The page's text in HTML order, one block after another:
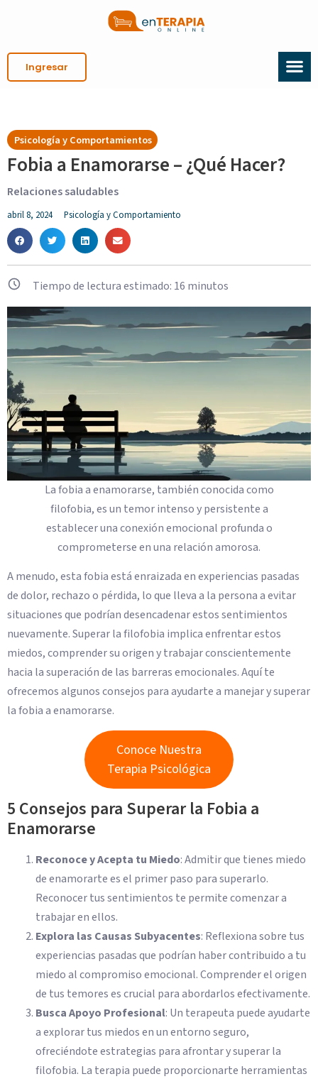
Ingresar
Psicología y Comportamientos
Fobia a Enamorarse – ¿Qué Hacer?
Relaciones saludables
abril 8, 2024 Psicología y Comportamiento
Tiempo de lectura estimado: 16 minutos
La fobia a enamorarse, también conocida como
filofobia, es un temor intenso y persistente a
establecer una conexión emocional profunda o
comprometerse en una relación amorosa.
A menudo, esta fobia está enraizada en experiencias pasadas
de dolor, rechazo o pérdida, lo que lleva a la persona a evitar
situaciones que podrían desencadenar estos sentimientos
nuevamente. Superar la filofobia implica enfrentar estos
miedos, comprender su origen y trabajar conscientemente
hacia la superación de las barreras emocionales. Aquí te
ofrecemos algunos consejos para ayudarte a manejar y superar
la fobia a enamorarse.
Conoce Nuestra
Terapia Psicológica
5 Consejos para Superar la Fobia a
Enamorarse
Reconoce y Acepta tu Miedo: Admitir que tienes miedo
de enamorarte es el primer paso para superarlo.
Reconocer tus sentimientos te permite comenzar a
trabajar en ellos.
Explora las Causas Subyacentes: Reflexiona sobre tus
experiencias pasadas que podrían haber contribuido a tu
miedo al compromiso emocional. Comprender el origen
de tus temores es crucial para abordarlos efectivamente.
Busca Apoyo Profesional: Un terapeuta puede ayudarte
a explorar tus miedos en un entorno seguro,
ofreciéndote estrategias para afrontar y superar la
filofobia. La terapia puede proporcionarte herramientas